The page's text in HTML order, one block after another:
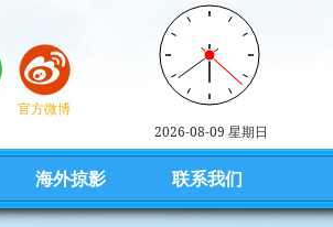
官方微博
2026-08-09 星期日
海外掠影 联系我们